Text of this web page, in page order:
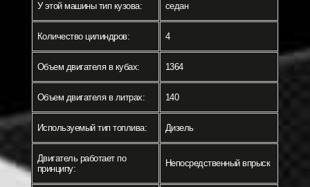
У этой машины тип кузова: седан
Количество цилиндров: 4
Объем двигателя в кубах: 1364
Объем двигателя в литрах: 140
Используемый тип топлива: Дизель
Двигатель работает по
принципу:
Непосредственный впрыск